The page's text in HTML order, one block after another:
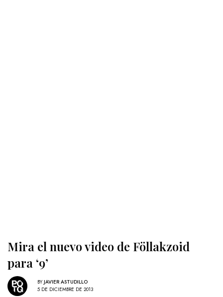
Mira el nuevo video de Föllakzoid
para ‘9’
BY JAVIER ASTUDILLO
5 DE DICIEMBRE DE 2013